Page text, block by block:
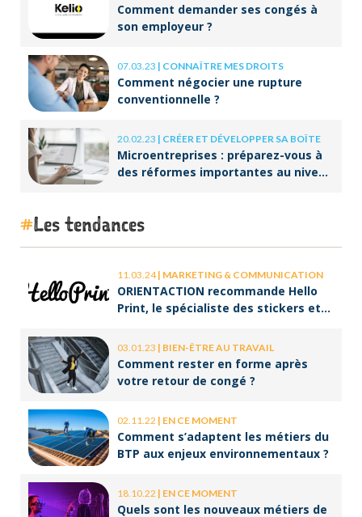
Comment demander ses congés à
son employeur ?
07.03.23 | CONNAÎTRE MES DROITS
Comment négocier une rupture
conventionnelle ?
20.02.23 | CRÉER ET DÉVELOPPER SA BOÎTE
Microentreprises : préparez-vous à
des réformes importantes au niveau
Les tendances
11.03.24| MARKETING & COMMUNICATION
ORIENTACTION recommande Hello
Print, le spécialiste des stickers et
03.01.23 | BIEN-ÊTRE AU TRAVAIL
Comment rester en forme après
votre retour de congé ?
02.11.22 | EN CE MOMENT
Comment s’adaptent les métiers du
BTP aux enjeux environnementaux ?
18.10.22 | EN CE MOMENT
Quels sont les nouveaux métiers de